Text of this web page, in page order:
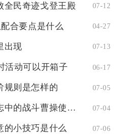
全民奇迹戈登王殿 07-12
合要点是什么 04-27
出现 07-13
活动可以开箱子 06-17
规则是怎样的 07-05
马超与曹操在少年三国志中的战斗曹操使用了什么战略 07-04
的小技巧是什么 07-06